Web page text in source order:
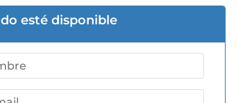
esté disponible